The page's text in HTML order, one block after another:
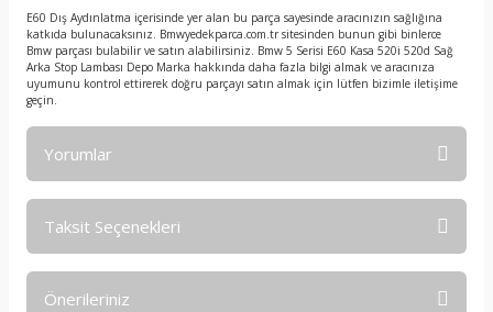
E60 Dış Aydınlatma içerisinde yer alan bu parça sayesinde aracınızın sağlığına
katkıda bulunacaksınız. Bmwyedekparca.com.tr sitesinden bunun gibi binlerce
Bmw parçası bulabilir ve satın alabilirsiniz. Bmw 5 Serisi E60 Kasa 520i 520d Sağ
Arka Stop Lambası Depo Marka hakkında daha fazla bilgi almak ve aracınıza
uyumunu kontrol ettirerek doğru parçayı satın almak için lütfen bizimle iletişime
geçin.
Yorumlar
Taksit Seçenekleri
Önerileriniz